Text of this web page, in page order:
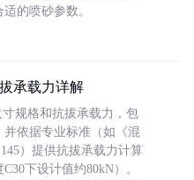
的喷砂参数。
承载力详解
规格和抗拔承载力，包
依据专业标准（如《混
）提供抗拔承载力计算
下设计值约80kN）。